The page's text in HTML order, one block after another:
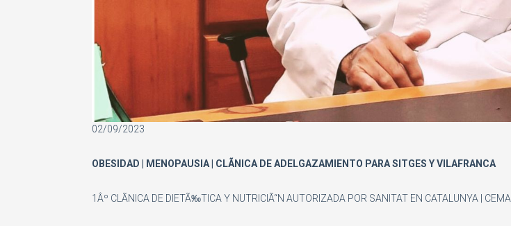
02/09/2023
OBESIDAD | MENOPAUSIA | CLÃNICA DE ADELGAZAMIENTO PARA SITGES Y VILAFRANCA
1Âº CLÃNICA DE DIETÃ‰TICA Y NUTRICIÃ“N AUTORIZADA POR SANITAT EN CATALUNYA | CEMA